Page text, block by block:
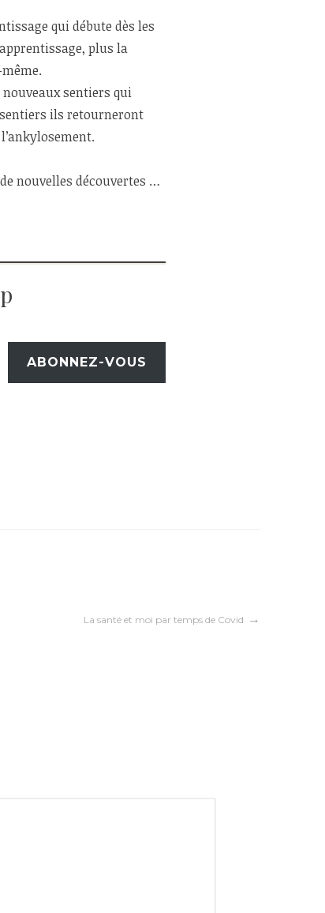
qui débute dès les
plus la
sentiers qui
ils retourneront
nouvelles découvertes …
ABONNEZ-VOUS
La santé et moi par temps de Covid